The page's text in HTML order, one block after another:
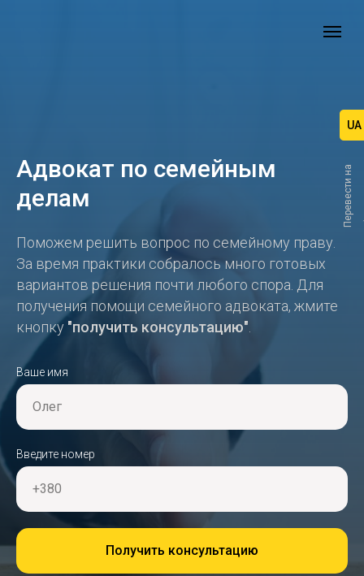
UA
П
е
р
е
в
е
с
т
и
н
а
Адвокат по семейным
делам
Поможем решить вопрос по семейному праву.
За время практики собралось много готовых
вариантов решения почти любого спора. Для
получения помощи семейного адвоката, жмите
кнопку "получить консультацию"
Ваше имя
Олег
Введите номер
+380
Получить консультацию